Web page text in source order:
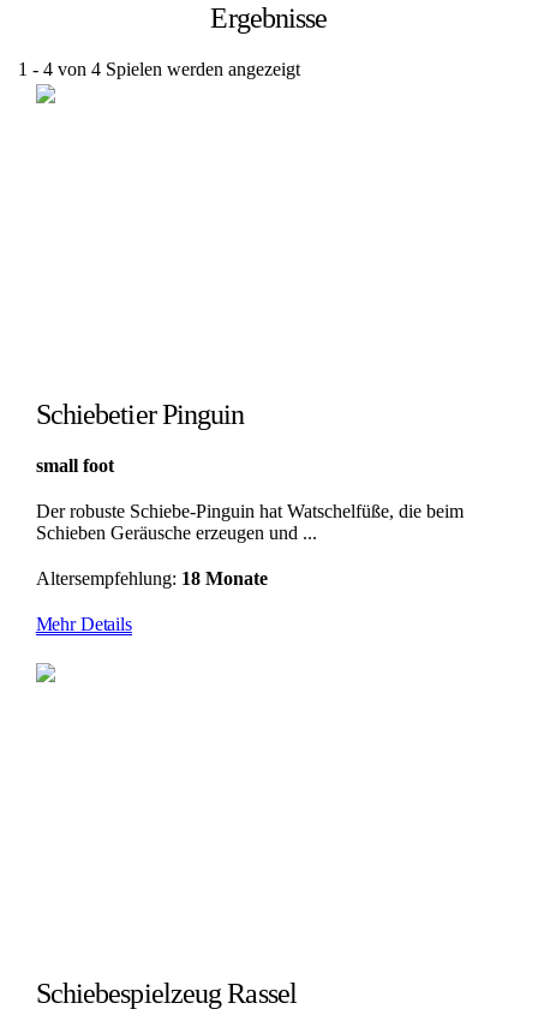
Ergebnisse
1 - 4 von 4 Spielen werden angezeigt
Schiebetier Pinguin
small foot
Der robuste Schiebe-Pinguin hat Watschelfüße, die beim
Schieben Geräusche erzeugen und ...
Altersempfehlung: 18 Monate
Mehr Details
Schiebespielzeug Rassel